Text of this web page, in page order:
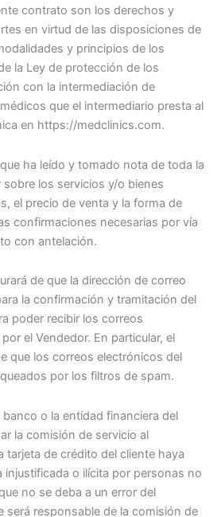
contrato son los derechos y
en virtud de las disposiciones de
y principios de los
la Ley de protección de los
con la intermediación de
que el intermediario presta al
en https://medclinics.com.
ha leído y tomado nota de toda la
los servicios y/o bienes
el precio de venta y la forma de
confirmaciones necesarias por vía
con antelación.
de que la dirección de correo
la confirmación y tramitación del
poder recibir los correos
el Vendedor. En particular, el
que los correos electrónicos del
por los filtros de spam.
o la entidad financiera del
la comisión de servicio al
tarjeta de crédito del cliente haya
injustificada o ilícita por personas no
no se deba a un error del
será responsable de la comisión de